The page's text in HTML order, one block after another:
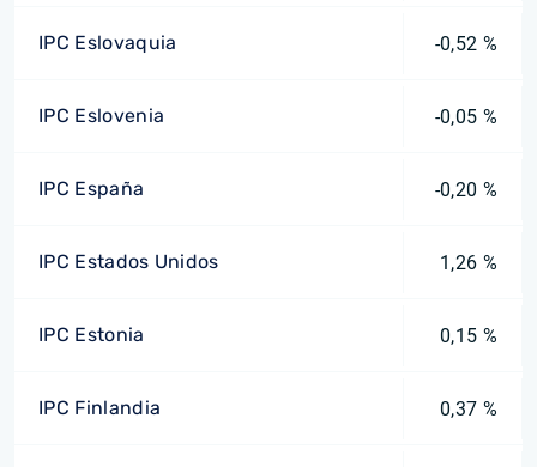
IPC Eslovaquia -0,52 %
IPC Eslovenia -0,05 %
IPC España -0,20 %
IPC Estados Unidos 1,26 %
IPC Estonia 0,15 %
IPC Finlandia 0,37 %